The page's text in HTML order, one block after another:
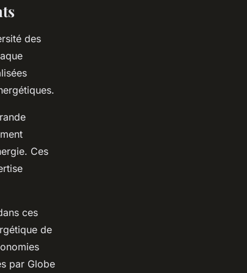
des
Ces
ces
de
par Globe